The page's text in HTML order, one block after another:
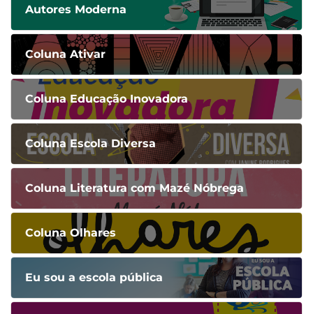
Autores Moderna
Coluna Ativar
Coluna Educação Inovadora
Coluna Escola Diversa
Coluna Literatura com Mazé Nóbrega
Coluna Olhares
Eu sou a escola pública